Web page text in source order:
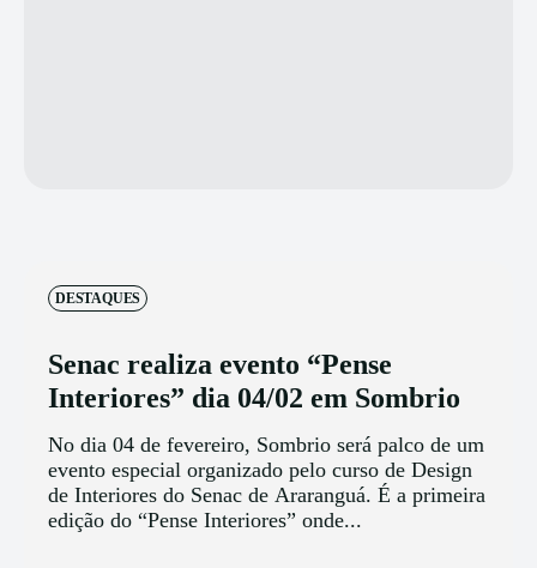
DESTAQUES
Senac realiza evento “Pense
Interiores” dia 04/02 em Sombrio
No dia 04 de fevereiro, Sombrio será palco de um
evento especial organizado pelo curso de Design
de Interiores do Senac de Araranguá. É a primeira
edição do “Pense Interiores” onde...